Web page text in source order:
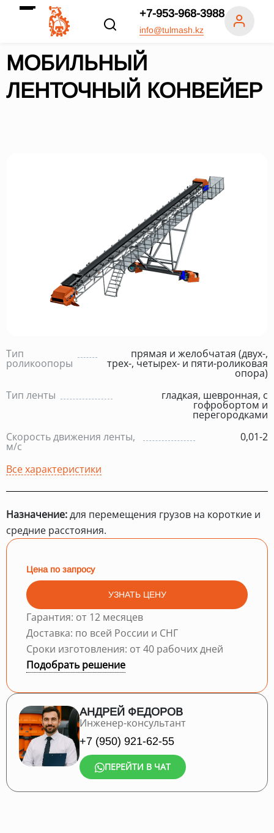
+7-953-968-3988
info@tulmash.kz
МОБИЛЬНЫЙ
ЛЕНТОЧНЫЙ КОНВЕЙЕР
Тип
роликоопоры
прямая и желобчатая (двух-,
трех-, четырех- и пяти-роликовая
опора)
Тип ленты
гладкая, шевронная, с
гофробортом и
перегородками
Скорость движения ленты,
м/с
0,01-2
Все характеристики
Назначение:для перемещения грузов на короткие и
средние расстояния.
Цена по запросу
УЗНАТЬ ЦЕНУ
Гарантия: от 12 месяцев
Доставка: по всей России и СНГ
Сроки изготовления: от 40 рабочих дней
Подобрать решение
АНДРЕЙ ФЕДОРОВ
Инженер-консультант
+7 (950) 921-62-55
ПЕРЕЙТИ В ЧАТ